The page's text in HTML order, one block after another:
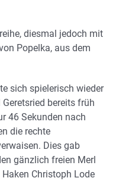
diesmal jedoch mit
Popelka, aus dem
sich spielerisch wieder
bereits früh
46 Sekunden nach
die rechte
Dies gab
gänzlich freien Merl
Christoph Lode